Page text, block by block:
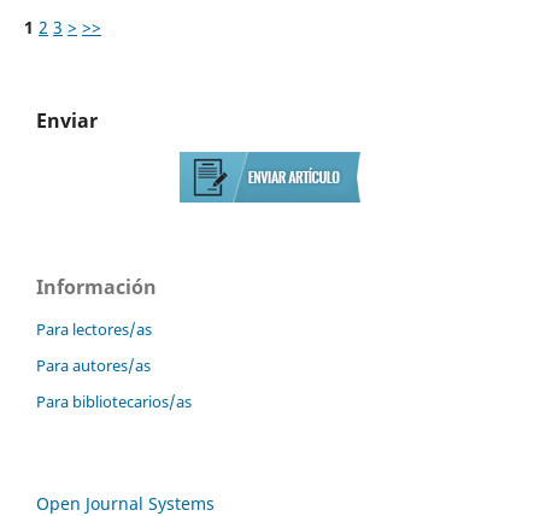
1 2 3 > >>
Enviar
Información
Para lectores/as
Para autores/as
Para bibliotecarios/as
Open Journal Systems